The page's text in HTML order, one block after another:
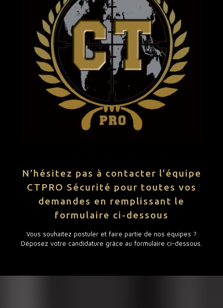
N’hésitez pas à contacter l’équipe
CTPRO Sécurité pour toutes vos
demandes en remplissant le
formulaire ci-dessous
Vous souhaitez postuler et faire partie de nos équipes ?
Déposez votre candidature grâce au formulaire ci-dessous.